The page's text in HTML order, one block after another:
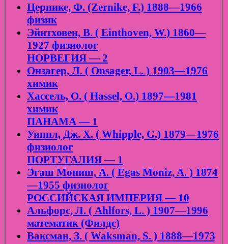
Цернике, Ф. (Zernike, F.) 1888—1966
физик
Эйнтховен, В. ( Einthoven, W.) 1860—
1927 физиолог
НОРВЕГИЯ — 2
Онзагер, Л. ( Onsager, L. ) 1903—1976
химик
Хассель, О. ( Hassel, O.) 1897—1981
химик
ПАНАМА — 1
Уиппл, Дж. Х. ( Whipple, G.) 1879—1976
физиолог
ПОРТУГАЛИЯ — 1
Эгаш Мониш, А. ( Egas Moniz, A. ) 1874
—1955 физиолог
РОССИЙСКАЯ ИМПЕРИЯ — 10
Альфорс, Л. ( Ahlfors, L. ) 1907—1996
математик (Филдс)
Ваксман, З. ( Waksman, S. ) 1888—1973